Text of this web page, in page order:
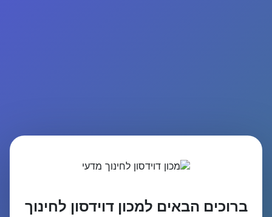
ברוכים הבאים למכון דוידסון לחינוך